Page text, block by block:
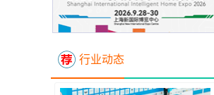
行业动态